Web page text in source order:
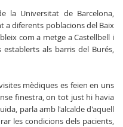
la Universitat de Barcelona,
a diferents poblacions del Baix
com a metge a Castellbell i
als barris del Burés,
mèdiques es feien en uns
finestra, on tot just hi havia
parla amb l'alcalde d'aquell
les condicions dels pacients,